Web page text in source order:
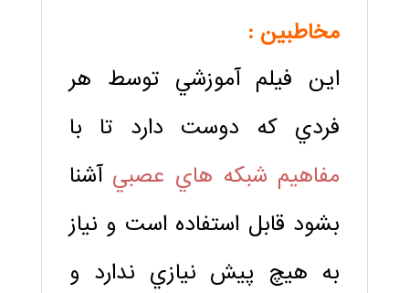
مخاطبین :
اين فيلم آموزشي توسط هر
فردي كه دوست دارد تا با
مفاهیم شبكه هاي عصبي آشنا
بشود قابل استفاده است و نياز
به هيچ پيش نيازي ندارد و